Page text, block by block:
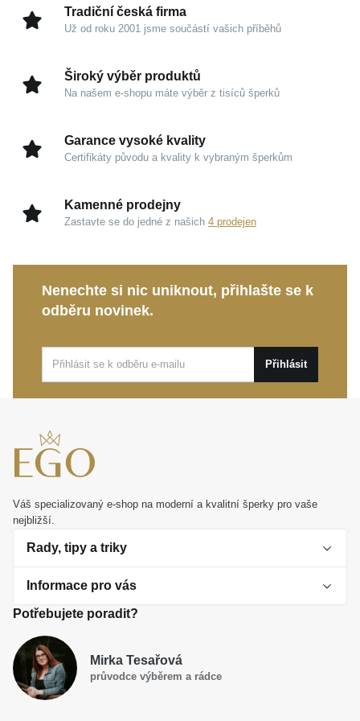
tomuto drobnému detailu studiovou dokonalost a
lehkost, jež vás bude s radostí provázet na každém
Kouzlo v detailech
který vyniká svou čistotou a zaručuje šperku
trvalou hodnotu.
chladivou eleganci, hedvábně jemnou hru světla
na hranách a spolehlivě jej chrání před
neuvěřitelné pohodlí, které na kůži téměř neucítíte.
významem, ideální pro každodenní nošení.
Tento klenot je dokonalou volbou pro nenucené denní
nošení i jako osobní dárek, který vykouzlí úsměv na
splněných přání.
Tradiční česká firma
Už od roku 2001 jsme součástí vašich příběhů
Široký výběr produktů
Na našem e-shopu máte výběr z tisíců šperků
Garance vysoké kvality
Certifikáty původu a kvality k vybraným šperkům
Kamenné prodejny
Zastavte se do jedné z našich 4 prodejen
Nenechte si nic uniknout, přihlašte se k
odběru novinek.
Přihlásit
Váš specializovaný e-shop na moderní a kvalitní šperky pro vaše
nejbližší.
Rady, tipy a triky
O perlách
Jak vybrat perlový šperk
Dárková inspirace
Smaltované a korálkové šperky jako trend
Informace pro vás
Obchodní podmínky
Reklamační řád
Potřebujete poradit?
Mirka Tesařová
průvodce výběrem a rádce